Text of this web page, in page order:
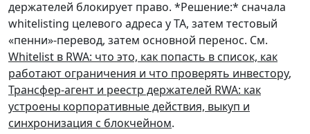
держателей блокирует право. *Решение:* сначала
whitelisting целевого адреса у TA, затем тестовый
«пенни»-перевод, затем основной перенос. См.
Whitelist в RWA: что это, как попасть в список, как
работают ограничения и что проверять инвестору,
Трансфер-агент и реестр держателей RWA: как
устроены корпоративные действия, выкуп и
синхронизация с блокчейном.